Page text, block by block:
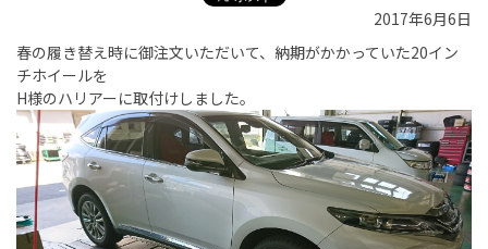
2017年6月6日
春の履き替え時に御注文いただいて、納期がかかっていた20イン
チホイールを
H様のハリアーに取付けしました。